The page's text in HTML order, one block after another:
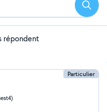
répondent
Particulier